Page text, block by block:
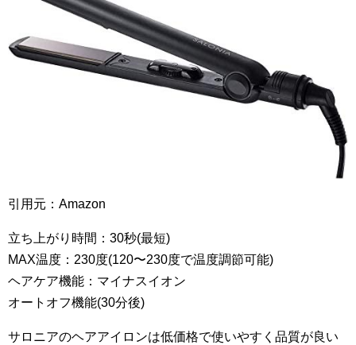
引用元：Amazon
立ち上がり時間：30秒(最短)
MAX温度：230度(120〜230度で温度調節可能)
ヘアケア機能：マイナスイオン
オートオフ機能(30分後)
サロニアのヘアアイロンは低価格で使いやすく品質が良い